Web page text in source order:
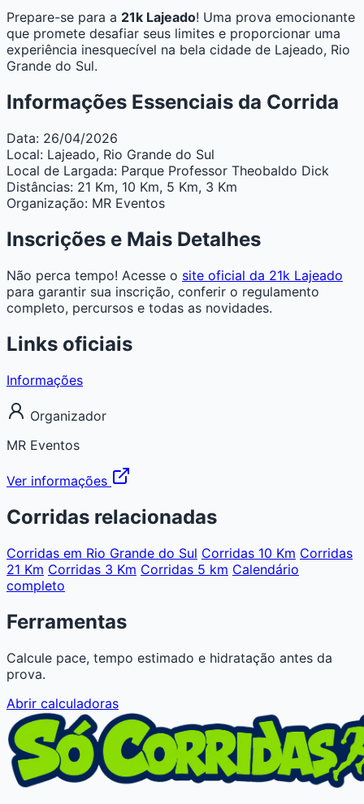
Prepare-se para a 21k Lajeado! Uma prova emocionante
que promete desafiar seus limites e proporcionar uma
experiência inesquecível na bela cidade de Lajeado, Rio
Grande do Sul.
Informações Essenciais da Corrida
Data: 26/04/2026
Local: Lajeado, Rio Grande do Sul
Local de Largada: Parque Professor Theobaldo Dick
Distâncias: 21 Km, 10 Km, 5 Km, 3 Km
Organização: MR Eventos
Inscrições e Mais Detalhes
Não perca tempo! Acesse o site oficial da 21k Lajeado
para garantir sua inscrição, conferir o regulamento
completo, percursos e todas as novidades.
Links oficiais
Informações
Organizador
MR Eventos
Ver informações
Corridas relacionadas
Corridas em Rio Grande do Sul Corridas 10 Km Corridas
21 Km Corridas 3 Km Corridas 5 km Calendário
completo
Ferramentas
Calcule pace, tempo estimado e hidratação antes da
prova.
Abrir calculadoras